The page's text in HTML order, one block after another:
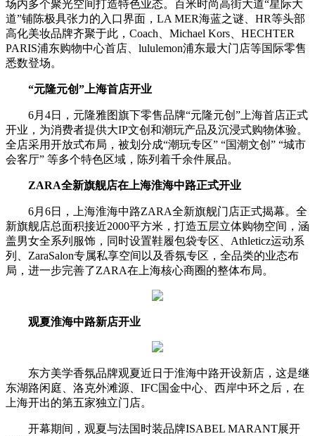
场内多个聚光空间打造特色业态。百米时尚高街大道“星际大
道”铺陈极具张力的入口界面，LA MER海蓝之谜、HR等头部
高化美妆品牌齐聚于此，Coach、Michael Kors、HECHTER
PARIS浦东购物中心首店、lululemon浦东最大门店等国际零售
悉数登场。
“元隆元创”上海首店开业
6月4日，元隆雅图旗下零售品牌“元隆元创”上海首店正式
开业，为消费者提供大IP文创和潮玩产品及沉浸式购物体验。
全店采用开放式布局，被划分成“潮玩专区” “国潮文创” “城市
会客厅” 等多个特色区域，陈列着千余件展品。
ZARA全新旗舰店在上海淮海中路正式开业
6月6日，上海淮海中路ZARA全新旗舰门店正式揭幕。全
新旗舰店总面积接近2000平方米，打造五层立体购物空间，涵
盖男女全系列服饰，同时设置鞋履包袋专区、Athleticz运动系
列、ZaraSalon专属私享空间以及香氛专区，全品类的业态布
局，进一步完善了ZARA在上海核心商圈的整体布局。
观夏淮海中路新店开业
东方美学香氛品牌观夏近日于淮海中路开设新店，这是继
东湖路闲庭、洛克外滩源、IFC国金中心、西岸中环之后，在
上海开出的第五家独立门店。
开幕期间，观夏与法国时装品牌ISABEL MARANT展开